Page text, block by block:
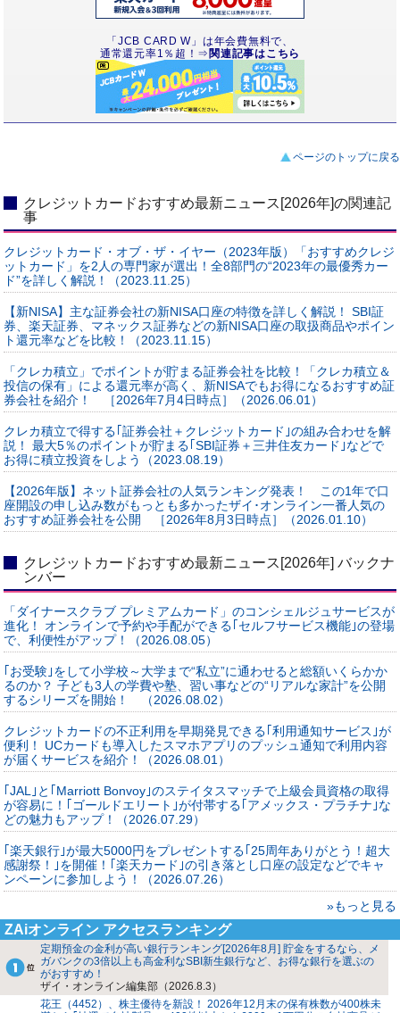
「JCB CARD W」は年会費無料で、
通常還元率1％超！⇒ 関連記事はこちら
ページのトップに戻る
クレジットカードおすすめ最新ニュース[2026年]の関連記
事
クレジットカード・オブ・ザ・イヤー（2023年版）「おすすめクレジ
ットカード」を2人の専門家が選出！全8部門の“2023年の最優秀カー
ド”を詳しく解説！（2023.11.25）
【新NISA】主な証券会社の新NISA口座の特徴を詳しく解説！ SBI証
券、楽天証券、マネックス証券などの新NISA口座の取扱商品やポイン
ト還元率などを比較！（2023.11.15）
「クレカ積立」でポイントが貯まる証券会社を比較！「クレカ積立＆
投信の保有」による還元率が高く、新NISAでもお得になるおすすめ証
券会社を紹介！ ［2026年7月4日時点］（2026.06.01）
クレカ積立で得する｢証券会社＋クレジットカード｣の組み合わせを解
説！ 最大5％のポイントが貯まる｢SBI証券＋三井住友カード｣などで
お得に積立投資をしよう（2023.08.19）
【2026年版】ネット証券会社の人気ランキング発表！ この1年で口
座開設の申し込み数がもっとも多かったザイ･オンライン一番人気の
おすすめ証券会社を公開 ［2026年8月3日時点］（2026.01.10）
クレジットカードおすすめ最新ニュース[2026年] バックナ
ンバー
「ダイナースクラブ プレミアムカード」のコンシェルジュサービスが
進化！ オンラインで予約や手配ができる｢セルフサービス機能｣の登場
で、利便性がアップ！（2026.08.05）
｢お受験｣をして小学校～大学まで“私立”に通わせると総額いくらかか
るのか？ 子ども3人の学費や塾、習い事などの“リアルな家計”を公開
するシリーズを開始！ （2026.08.02）
クレジットカードの不正利用を早期発見できる｢利用通知サービス｣が
便利！ UCカードも導入したスマホアプリのプッシュ通知で利用内容
が届くサービスを紹介！（2026.08.01）
｢JAL｣と｢Marriott Bonvoy｣のステイタスマッチで上級会員資格の取得
が容易に！｢ゴールドエリート｣が付帯する｢アメックス・プラチナ｣な
どの魅力もアップ！（2026.07.29）
｢楽天銀行｣が最大5000円をプレゼントする｢25周年ありがとう！超大
感謝祭！｣を開催！｢楽天カード｣の引き落とし口座の設定などでキャ
ンペーンに参加しよう！（2026.07.26）
»もっと見る
ZAiオンライン アクセスランキング
定期預金の金利が高い銀行ランキング[2026年8月] 貯金をするなら、メ
ガバンクの3倍以上も高金利なSBI新生銀行など、お得な銀行を選ぶの
がおすすめ！
ザイ・オンライン編集部（2026.8.3）
花王（4452）、株主優待を新設！ 2026年12月末の保有株数が400株未